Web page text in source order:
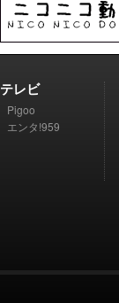
テレビ
Pigoo
エンタ!959